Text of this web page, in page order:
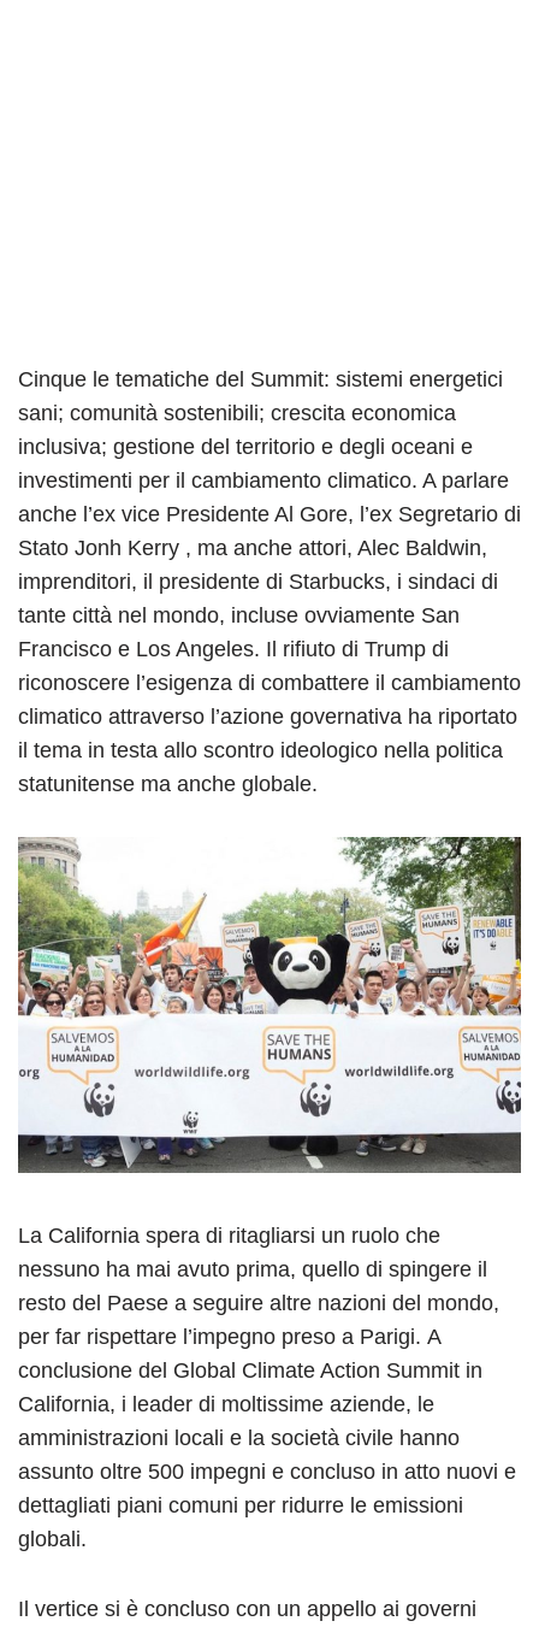
Cinque le tematiche del Summit: sistemi energetici
sani; comunità sostenibili; crescita economica
inclusiva; gestione del territorio e degli oceani e
investimenti per il cambiamento climatico. A parlare
anche l’ex vice Presidente Al Gore, l’ex Segretario di
Stato Jonh Kerry , ma anche attori, Alec Baldwin,
imprenditori, il presidente di Starbucks, i sindaci di
tante città nel mondo, incluse ovviamente San
Francisco e Los Angeles. Il rifiuto di Trump di
riconoscere l’esigenza di combattere il cambiamento
climatico attraverso l’azione governativa ha riportato
il tema in testa allo scontro ideologico nella politica
statunitense ma anche globale.
La California spera di ritagliarsi un ruolo che
nessuno ha mai avuto prima, quello di spingere il
resto del Paese a seguire altre nazioni del mondo,
per far rispettare l’impegno preso a Parigi. A
conclusione del Global Climate Action Summit in
California, i leader di moltissime aziende, le
amministrazioni locali e la società civile hanno
assunto oltre 500 impegni e concluso in atto nuovi e
dettagliati piani comuni per ridurre le emissioni
globali.
Il vertice si è concluso con un appello ai governi